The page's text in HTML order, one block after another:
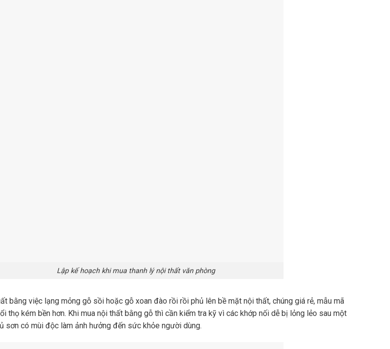
Lập kế hoạch khi mua thanh lý nội thất văn phòng
bằng việc lạng mỏng gỗ sồi hoặc gỗ xoan đào rồi rồi phủ lên bề mặt nội thất, chúng giá rẻ, mẫu mã
thọ kém bền hơn. Khi mua nội thất bằng gỗ thì cần kiểm tra kỹ vì các khớp nối dễ bị lỏng lẻo sau một
sơn có mùi độc làm ảnh hưởng đến sức khỏe người dùng.